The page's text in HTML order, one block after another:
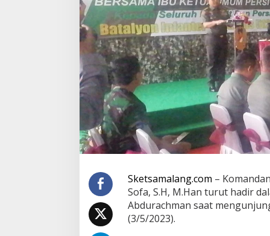
Q
Y
M
a
l
a
n
g
,
a
s
a
d
T
k
a
n
k
Sketsamalang.com –
Sofa, S.H, M.Han turut hadir
Abdurachman saat
(3/5/2023).